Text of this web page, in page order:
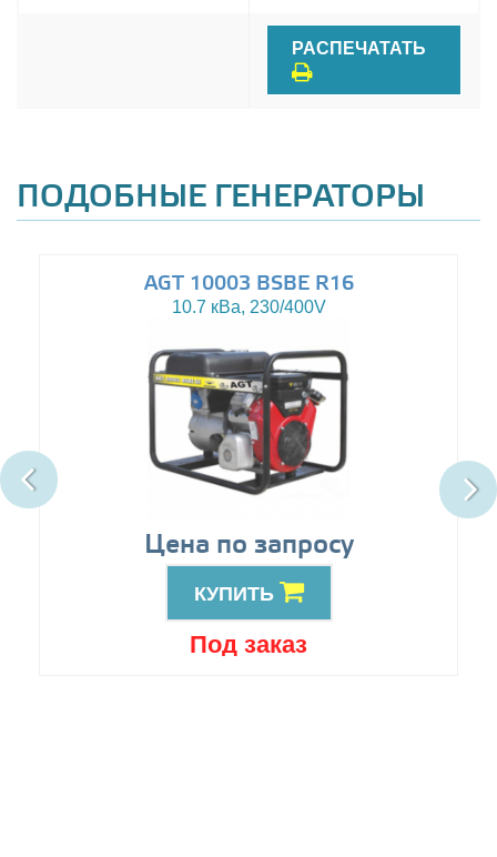
РАСПЕЧАТАТЬ
ПОДОБНЫЕ ГЕНЕРАТОРЫ
AGT 10003 BSBE R16
10.7 кВа, 230/400V
Цена по запросу
КУПИТЬ
Под заказ